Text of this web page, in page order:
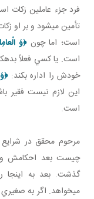
فرد جزء عاملين زکات
تأمين مي شود و بر او
است؛ اما چون﴿وَ
است. يا کسي فعلاً
خودش را اداره بکند:﴿
اين لازم نيست فقير
است.
مرحوم محقق در شرايع
چيست بعد احکامش و
گذشت. بعد به
مي خواهد. اگر به